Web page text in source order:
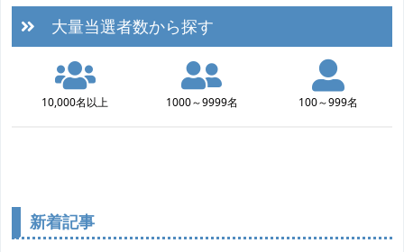
大量当選者数から探す
10,000名以上 1000～9999名 100～999名
新着記事